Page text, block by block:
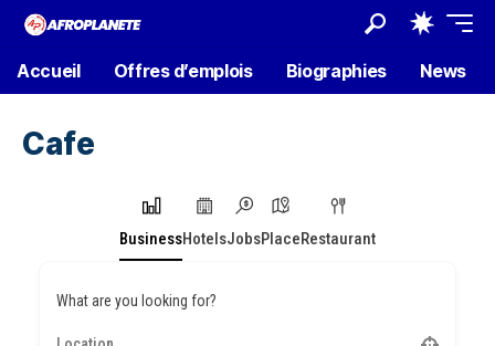
Accueil Offres d’emplois Biographies News
Cafe
BusinessHotelsJobsPlaceRestaurant
What are you looking for?